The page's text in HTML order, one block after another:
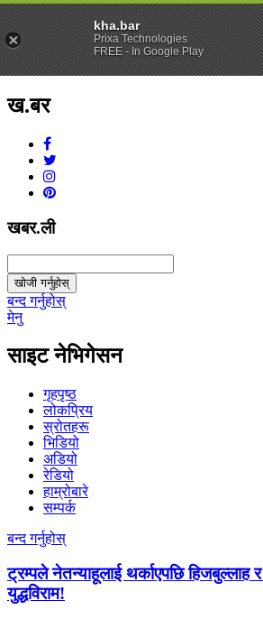
ख.बर
खबर.ली
खोजी गर्नुहोस्
बन्द गर्नुहोस्
मेनु
साइट नेभिगेसन
गृहपृष्ठ
लोकप्रिय
स्रोतहरू
भिडियो
अडियो
रेडियो
हाम्रोबारे
सम्पर्क
बन्द गर्नुहोस्
ट्रम्पले नेतन्याहूलाई थर्काएपछि
युद्धविराम!
kha.bar
Prixa Technologies
FREE - In Google Play